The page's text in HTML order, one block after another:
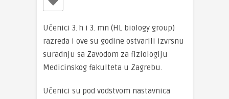
Učenici 3. h i 3. mn (HL biology group)
razreda i ove su godine ostvarili izvrsnu
suradnju sa Zavodom za fiziologiju
Medicinskog fakulteta u Zagrebu.
Učenici su pod vodstvom nastavnica